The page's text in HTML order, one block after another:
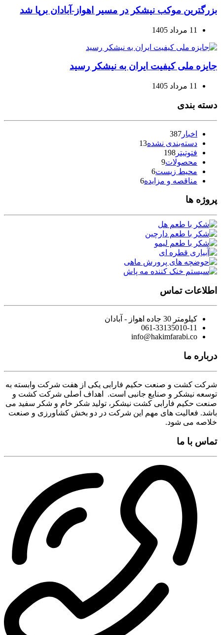
بزرگترین موکب نیشکر در مسیر اهواز-آبادان برپا شد
11 مرداد 1405
جایزه ملی کیفیت ایران به نیشکر رسید
11 مرداد 1405
دسته بندی
اخبار 387
دسته‌بندی نشده13
فتوتیتر 198
محصولات9
محیط زیست6
مناقصه و مزایده6
پروژه ها
اطلاعات تماس
کیلومتر 30 جاده اهواز - آبادان
061-33135010-11
info@hakimfarabi.co
درباره ما
شرکت کشت و صنعت حکیم فارابی یکی از هفت شرکت وابسته به
توسعه نیشکر و صنایع جانبی است. اهداف اصلی شرکت کشت و
صنعت حکیم فارابی کشت نیشکر، تولید شکر خام و شکر سفید می
باشد. فعالیت های مهم این شرکت در دو بخش کشاورزی و صنعت
خلاصه می شود.
تماس با ما